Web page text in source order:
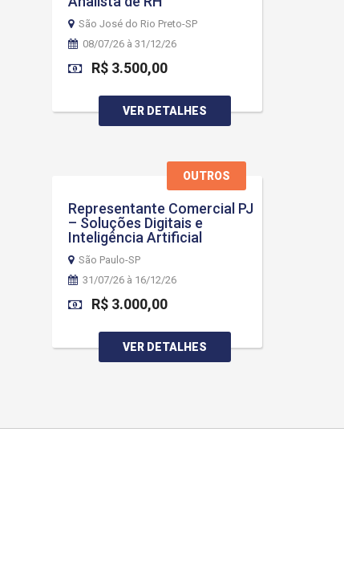
São José do Rio Preto-SP
08/07/26 à 31/12/26
R$ 3.500,00
VER DETALHES
OUTROS
Representante Comercial PJ
– Soluções Digitais e
Inteligência Artificial
São Paulo-SP
31/07/26 à 16/12/26
R$ 3.000,00
VER DETALHES